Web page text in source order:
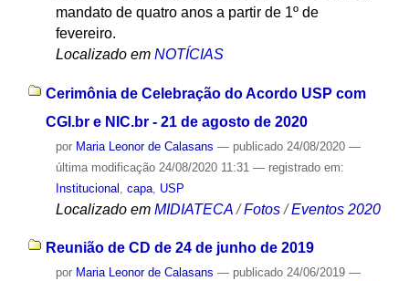
mandato de quatro anos a partir de 1º de
fevereiro.
Localizado em NOTÍCIAS
Cerimônia de Celebração do Acordo USP com
CGI.br e NIC.br - 21 de agosto de 2020
por Maria Leonor de Calasans — publicado24/08/2020 —
última modificação24/08/2020 11:31 — registrado em:
Institucional capa, USP
Localizado em MIDIATECA /Fotos /Eventos 2020
Reunião de CD de 24 de junho de 2019
por Maria Leonor de Calasans — publicado24/06/2019 —